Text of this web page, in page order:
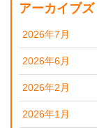
アーカイブズ
2026年7月
2026年6月
2026年2月
2026年1月